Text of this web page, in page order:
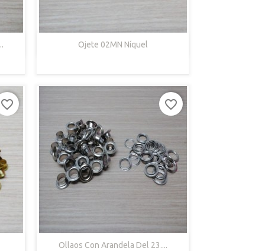
Ojete 02MN Níquel
Vista Rápida
favorite_border
Ollaos Con Arandela Del 23....
Vista Rápida
favorite_border